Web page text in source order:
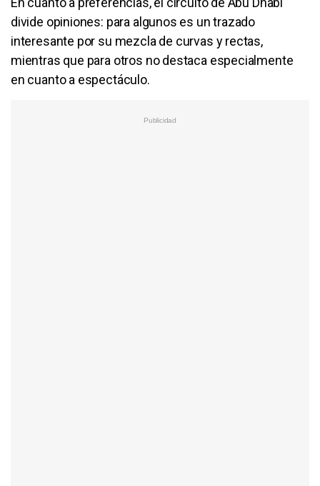
divide opiniones: para algunos es un trazado
interesante por su mezcla de curvas y rectas,
mientras que para otros no destaca especialmente
en cuanto a espectáculo.